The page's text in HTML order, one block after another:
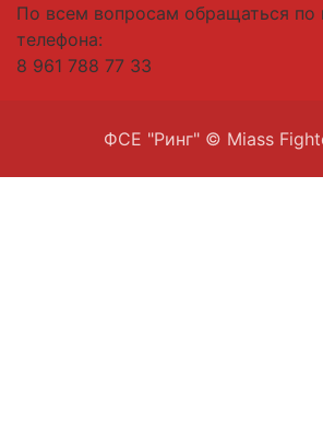
По всем вопросам обращаться по
телефона:
8 961 788 77 33
ФСЕ "Ринг" © Miass